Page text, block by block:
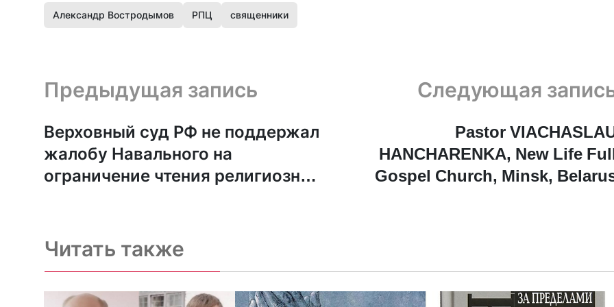
Александр Востродымов РПЦ священники
Предыдущая запись и следующая запись
Предыдущая запись
Верховный суд РФ не поддержал
жалобу Навального на
ограничение чтения религиозной
Следующая
Pastor
HANCHARENKA, New Life
Gospel Church, Minsk,
Читать также